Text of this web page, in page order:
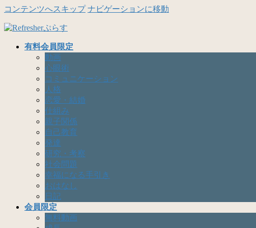
コンテンツへスキップ ナビゲーションに移動
有料会員限定
動画
心眼術
コミュニケーション
人格
恋愛・結婚
仕組み
親子関係
自己教育
発達
研究・考察
社会問題
幸福になる手引き
おはなし
日記
会員限定
無料動画